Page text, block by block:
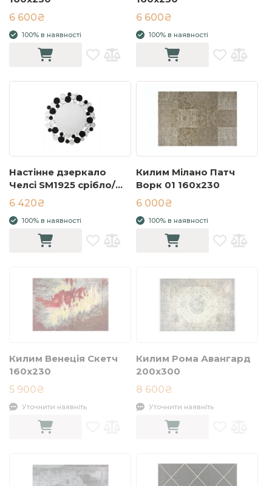
6 600₴
100% в наявності
6 600₴
100% в наявності
Настінне дзеркало
Челсі SM1925 срібло/
чорний
6 420₴
100% в наявності
Килим Мілано Патч
Ворк 01 160x230
6 000₴
100% в наявності
Килим Венеція Скетч
160x230
5 900₴
Уточнити наявніть
Килим Рома Авангард
200x300
8 600₴
Уточнити наявніть